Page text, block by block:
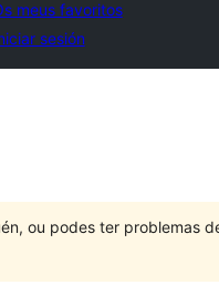
meus favoritos
sesión
ou podes ter problemas